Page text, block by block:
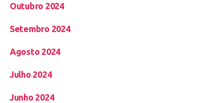
Outubro 2024
Setembro 2024
Agosto 2024
Julho 2024
Junho 2024